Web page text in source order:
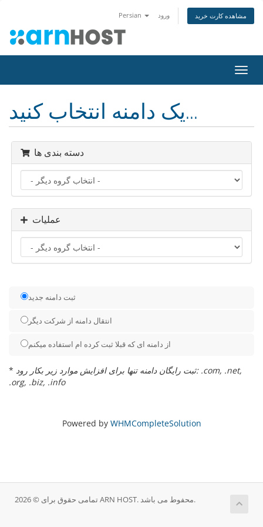
Persian ورود مشاهده کارت خرید
تغییر
یک دامنه انتخاب کنید...
دسته بندی ها
عملیات
ثبت دامنه جدید
انتقال دامنه از شرکت دیگر
از دامنه ای که قبلا ثبت کرده ام استفاده میکنم
* ثبت رایگان دامنه تنها برای افزایش موارد زیر بکار رود: .com, .net,
.org, .biz, .info
Powered by WHMCompleteSolution
تمامی حقوق برای © 2026 ARN HOST. محفوط می باشد.